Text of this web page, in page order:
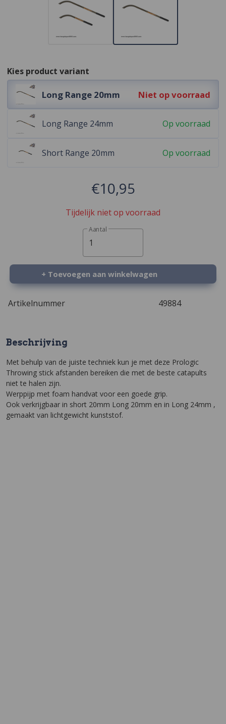
Kies product variant
Long Range 20mm Niet op voorraad
Long Range 24mm Op voorraad
Short Range 20mm Op voorraad
€10,95
Tijdelijk niet op voorraad
Aantal
1
+ Toevoegen aan winkelwagen
Artikelnummer 49884
Beschrijving
Met behulp van de juiste techniek kun je met deze Prologic
Throwing stick afstanden bereiken die met de beste catapults
niet te halen zijn.
Werppijp met foam handvat voor een goede grip.
Ook verkrijgbaar in short 20mm Long 20mm en in Long 24mm ,
gemaakt van lichtgewicht kunststof.